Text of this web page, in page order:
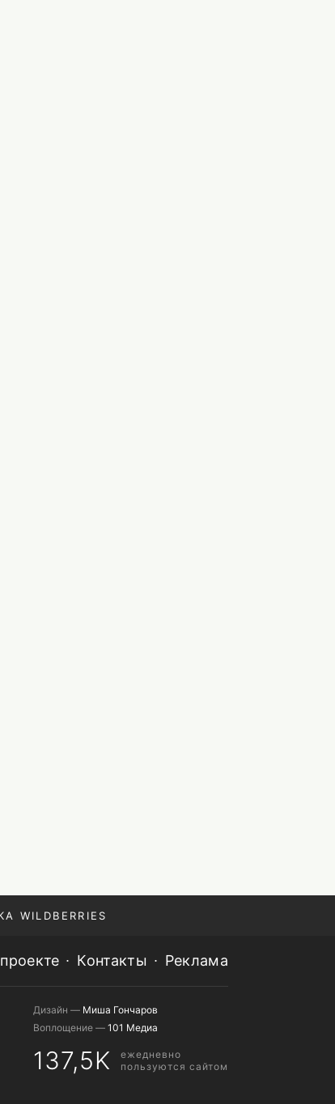
WILDBERRIES
Контакты Реклама
Дизайн — Миша Гончаров
Воплощение — 101 Медиа
137,5K
ежедневно
пользуются сайтом